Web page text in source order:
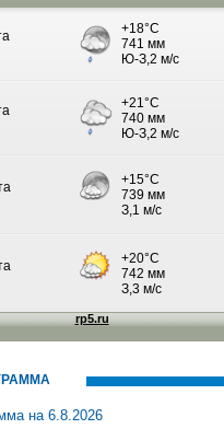
на 6.8.2026